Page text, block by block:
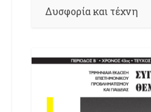
Δυσφορία και τέχνη